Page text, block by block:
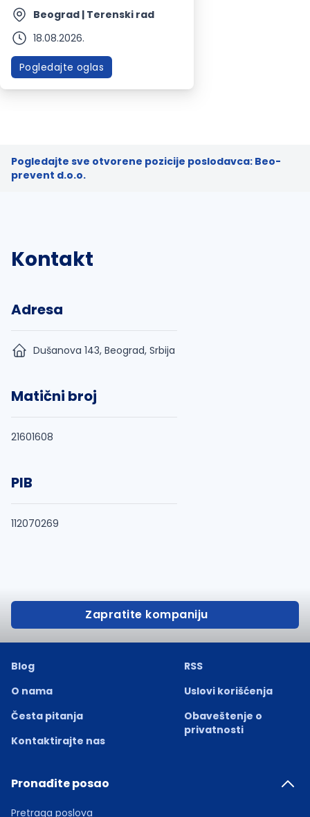
Beograd | Terenski rad
18.08.2026.
Pogledajte oglas
Pogledajte sve otvorene pozicije poslodavca: Beo-
prevent d.o.o.
Kontakt
Adresa
Dušanova 143, Beograd, Srbija
Matični broj
21601608
PIB
112070269
Zapratite kompaniju
Blog
O nama
Česta pitanja
Kontaktirajte nas
RSS
Uslovi korišćenja
Obaveštenje o
privatnosti
Pronađite posao
Pretraga poslova